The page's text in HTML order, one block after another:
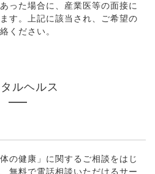
った場合に、産業医等の面接に
す。上記に該当され、ご希望の
ください。
ルヘルス
の健康」に関するご相談をはじ
無料で電話相談いただけるサー